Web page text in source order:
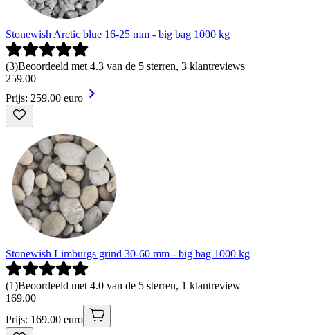
Stonewish Arctic blue 16-25 mm - big bag 1000 kg
(3)Beoordeeld met 4.3 van de 5 sterren, 3 klantreviews
259.00
Prijs: 259.00 euro
Stonewish Limburgs grind 30-60 mm - big bag 1000 kg
(1)Beoordeeld met 4.0 van de 5 sterren, 1 klantreview
169.00
Prijs: 169.00 euro